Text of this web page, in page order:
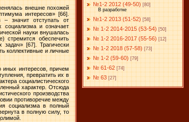
внешне похожей
интересов» [66].
– значит отступать от
социализма и означает
науки внушалась
стремится обеспечить
задач» [67]. Трагически
коллективные и личные
иных интересов, причем
превратить их в
социалистического
характер. Отсюда
производства
противоречие между
социализма в полный
в полную силу, то
№1-2 2012 (49-50) [80]
В разработке
№1-2 2013 (51-52) [58]
№ 1-2 2014-2015 (53-54) [50]
№ 1-2 2016-2017 (55-56) [12]
№ 1-2 2018 (57-58) [73]
№ 1-2 (59-60) [79]
№ 61-62 [74]
№ 63 [27]